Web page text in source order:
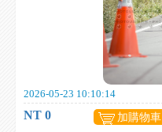
2026-05-23 10:10:14
NT 0 加購物車